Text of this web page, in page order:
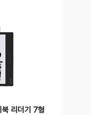
리더기 7형